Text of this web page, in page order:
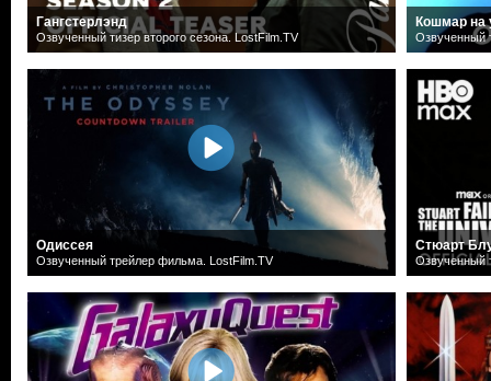
Гангстерлэнд
Озвученный тизер второго сезона. LostFilm.TV
Одиссея
Озвученный трейлер фильма. LostFilm.TV
Кошмар на
Озвученный
Стюарт
Озвученный